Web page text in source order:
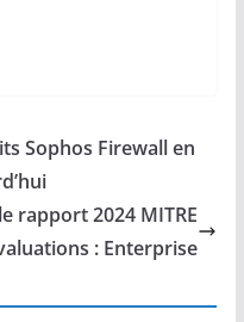
Sophos Firewall en
rapport 2024 MITRE
: Enterprise